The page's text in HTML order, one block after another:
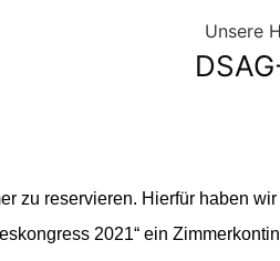
zu reservieren. Hierfür haben
2021“ ein